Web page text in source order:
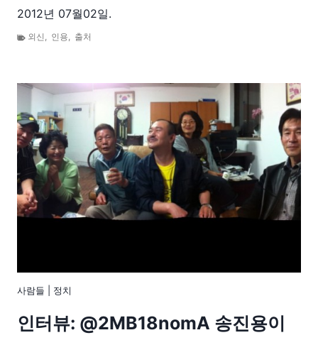
2012년 07월02일.
외신 , 인용, 출처
사람들 정치
인터뷰: @2MB18nomA 송진용이